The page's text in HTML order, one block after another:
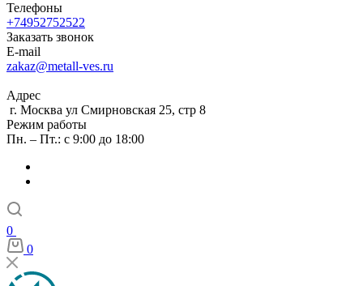
Телефоны
+74952752522
Заказать звонок
E-mail
zakaz@metall-ves.ru
Адрес
г. Москва ул Смирновская 25, стр 8
Режим работы
Пн. – Пт.: с 9:00 до 18:00
0
0